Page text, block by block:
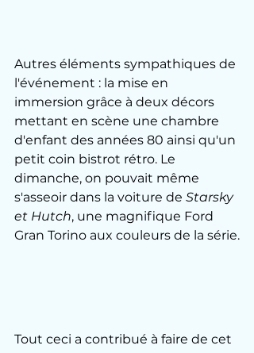
Autres éléments sympathiques de
l'événement : la mise en
immersion grâce à deux décors
mettant en scène une chambre
d'enfant des années 80 ainsi qu'un
petit coin bistrot rétro. Le
dimanche, on pouvait même
s'asseoir dans la voiture de Starsky
et Hutch, une magnifique Ford
Gran Torino aux couleurs de la série.
Tout ceci a contribué à faire de cet